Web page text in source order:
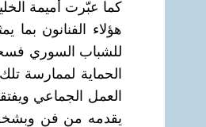
كما عبّرت أميمة
هؤلاء الفنانون
للشباب السوري
الحماية لممارسة
العمل الجماعي
يقدمه من فن